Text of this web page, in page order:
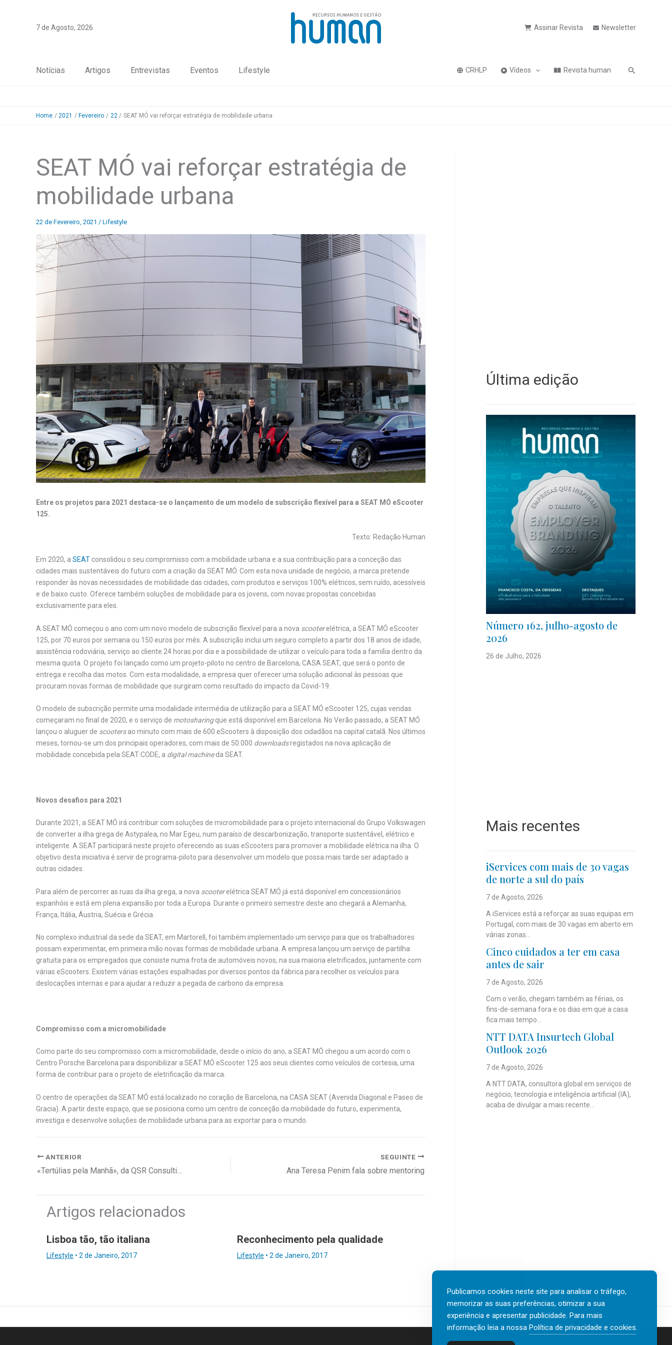
7 de Agosto, 2026 Assinar Revista Newsletter
Notícias Artigos Entrevistas Eventos Lifestyle CRHLP Vídeos Revista human Pesquisa
Home 2021 Fevereiro 22 SEAT MÓ vai reforçar estratégia de mobilidade urbana
SEAT MÓ vai reforçar estratégia de
mobilidade urbana
22 de Fevereiro, 2021 / Lifestyle
Entre os projetos para 2021 destaca-se o lançamento de um modelo de subscrição flexível para a SEAT MÓ eScooter
125.
Texto: Redação Human
Em 2020, a SEAT consolidou o seu compromisso com a mobilidade urbana e a sua contribuição para a conceção das
cidades mais sustentáveis do futuro com a criação da SEAT MÓ. Com esta nova unidade de negócio, a marca pretende
responder às novas necessidades de mobilidade das cidades, com produtos e serviços 100% elétricos, sem ruído, acessíveis
e de baixo custo. Oferece também soluções de mobilidade para os jovens, com novas propostas concebidas
exclusivamente para eles.
A SEAT MÓ começou o ano com um novo modelo de subscrição flexível para a nova scooterelétrica, a SEAT MÓ eScooter
125, por 70 euros por semana ou 150 euros por mês. A subscrição inclui um seguro completo a partir dos 18 anos de idade,
assistência rodoviária, serviço ao cliente 24 horas por dia e a possibilidade de utilizar o veículo para toda a família dentro da
mesma quota. O projeto foi lançado como um projeto-piloto no centro de Barcelona, CASA SEAT, que será o ponto de
entrega e recolha das motos. Com esta modalidade, a empresa quer oferecer uma solução adicional às pessoas que
procuram novas formas de mobilidade que surgiram como resultado do impacto da Covid-19.
O modelo de subscrição permite uma modalidade intermédia de utilização para a SEAT MÓ eScooter 125, cujas vendas
começaram no final de 2020, e o serviço de motosharingque está disponível em Barcelona. No Verão passado, a SEAT MÓ
lançou o aluguer de scootersao minuto com mais de 600 eScooters à disposição dos cidadãos na capital catalã. Nos últimos
meses, tornou-se um dos principais operadores, com mais de 50.000 downloadsregistados na nova aplicação de
mobilidade concebida pela SEAT:CODE, a digital machineda SEAT.
Novos desafios para 2021
Durante 2021, a SEAT MÓ irá contribuir com soluções de micromobilidade para o projeto internacional do Grupo Volkswagen
de converter a ilha grega de Astypalea, no Mar Egeu, num paraíso de descarbonização, transporte sustentável, elétrico e
inteligente. A SEAT participará neste projeto oferecendo as suas eScooters para promover a mobilidade elétrica na ilha. O
objetivo desta iniciativa é servir de programa-piloto para desenvolver um modelo que possa mais tarde ser adaptado a
outras cidades.
Para além de percorrer as ruas da ilha grega, a nova scooterelétrica SEAT MÓ já está disponível em concessionários
espanhóis e está em plena expansão por toda a Europa. Durante o primeiro semestre deste ano chegará a Alemanha,
França, Itália, Áustria, Suécia e Grécia.
No complexo industrial da sede da SEAT, em Martorell, foi também implementado um serviço para que os trabalhadores
possam experimentar, em primeira mão novas formas de mobilidade urbana. A empresa lançou um serviço de partilha
gratuita para os empregados que consiste numa frota de automóveis novos, na sua maioria eletrificados, juntamente com
várias eScooters. Existem várias estações espalhadas por diversos pontos da fábrica para recolher os veículos para
deslocações internas e para ajudar a reduzir a pegada de carbono da empresa.
Compromisso com a micromobilidade
Como parte do seu compromisso com a micromobilidade, desde o início do ano, a SEAT MÓ chegou a um acordo com o
Centro Porsche Barcelona para disponibilizar a SEAT MÓ eScooter 125 aos seus clientes como veículos de cortesia, uma
forma de contribuir para o projeto de eletrificação da marca.
O centro de operações da SEAT MÓ está localizado no coração de Barcelona, na CASA SEAT (Avenida Diagonal e Paseo de
Gracia). A partir deste espaço, que se posiciona como um centro de conceção da mobilidade do futuro, experimenta,
investiga e desenvolve soluções de mobilidade urbana para as exportar para o mundo.
ANTERIOR
«Tertúlias pela Manhã», da QSR Consulting e do Avila Spaces
SEGUINTE
Ana Teresa Penim fala sobre mentoring
Artigos relacionados
Lisboa tão, tão italiana
Lifestyle • 2 de Janeiro, 2017
Reconhecimento pela qualidade
Lifestyle • 2 de Janeiro, 2017
Última edição
Número 162, julho-agosto de
2026
26 de Julho, 2026
Mais recentes
iServices com mais de 30 vagas
de norte a sul do país
7 de Agosto, 2026
A iServices está a reforçar as suas equipas em
Portugal, com mais de 30 vagas em aberto em
várias zonas...
Cinco cuidados a ter em casa
antes de sair
7 de Agosto, 2026
Com o verão, chegam também as férias, os
fins-de-semana fora e os dias em que a casa
fica mais tempo...
NTT DATA Insurtech Global
Outlook 2026
7 de Agosto, 2026
A NTT DATA, consultora global em serviços de
negócio, tecnologia e inteligência artificial (IA),
acaba de divulgar a mais recente...
Contactos
Publicamos cookies neste site para analisar o tráfego,
memorizar as suas preferências, otimizar a sua
experiência e apresentar publicidade. Para mais
informação leia a nossa Política de privacidade e cookies.